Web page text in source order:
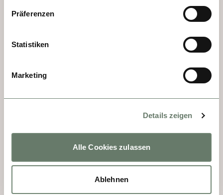
Präferenzen
Statistiken
Marketing
Details zeigen
Alle Cookies zulassen
Ablehnen
TAG 6 - VUKOVAR
florierende Stadt, die im Jugoslawien-Krieg
jedoch weitgehend zerstört wurde. Heute
beeindruckt Vukovar vor allem durch die